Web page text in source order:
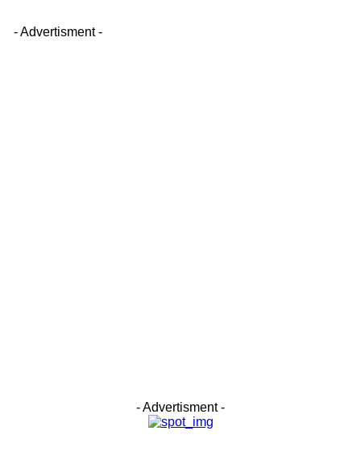
- Advertisment -
- Advertisment -